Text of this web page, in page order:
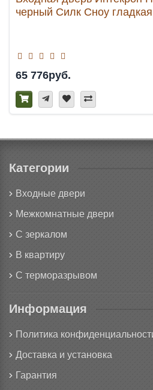
черный Силк Сноу
65 776руб.
Категории
Входные двери
Межкомнатные двери
С зеркалом
В квартиру
С терморазрывом
Информация
Политика
Доставка и установка
Гарантия